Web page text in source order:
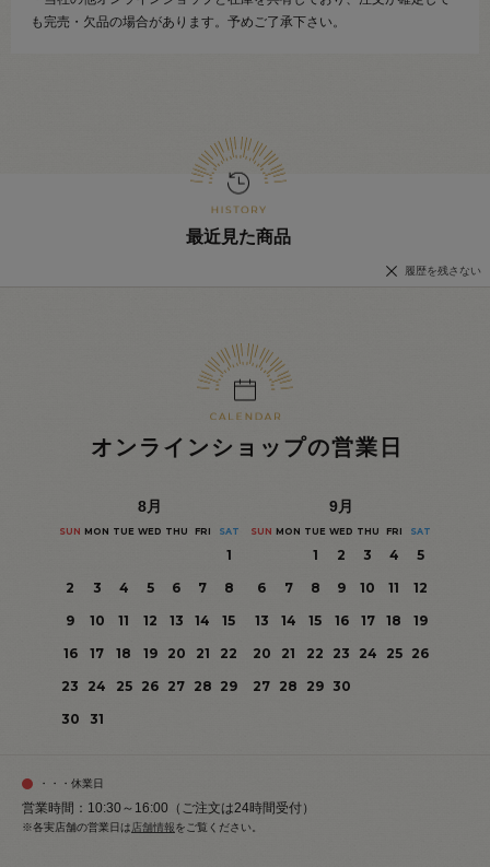
も完売・欠品の場合があります。予めご了承下さい。
最近見た商品
履歴を残さない
オンラインショップの営業日
8月
SUN MON TUE WED THU FRI SAT
1
2
3 4 5 6 7
8
9
10 11 12 13 14
15
16
17 18 19 20 21
22
23
24 25 26 27 28 29
30
31
9月
SUN MON TUE WED THU FRI SAT
1 2 3 4
5
6
7 8 9 10 11
12
13
14 15 16 17 18
19
20
21 22 23 24 25
26
27 28 29 30
・・・休業日
営業時間：10:30～16:00（ご注文は24時間受付）
※各実店舗の営業日は 店舗情報をご覧ください。